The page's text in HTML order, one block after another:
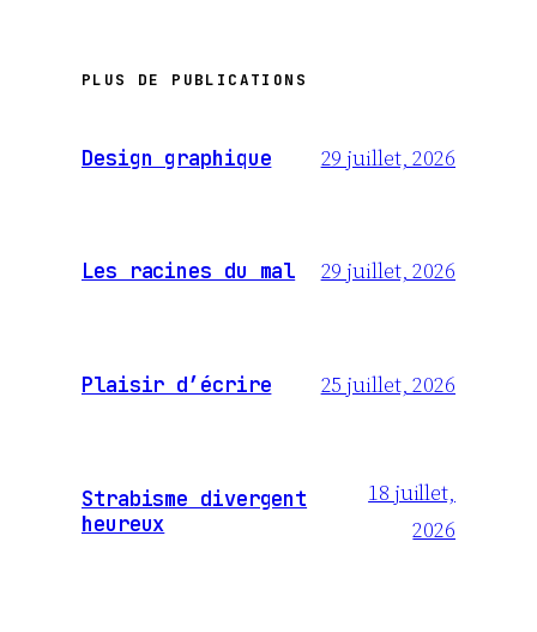
PLUS DE PUBLICATIONS
Design graphique 29 juillet, 2026
Les racines du mal 29 juillet, 2026
Plaisir d’écrire 25 juillet, 2026
Strabisme divergent
heureux
18 juillet,
2026